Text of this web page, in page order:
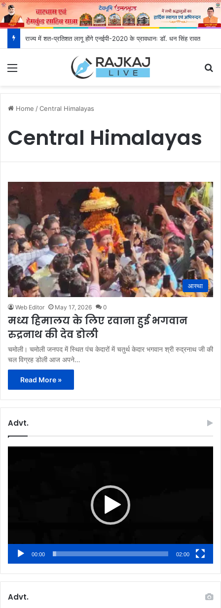
राज्य में शत-प्रतिशत लागू होंगे एनईपी-2020 के प्रावधानः डाॅ. धन सिंह रावत
Home /Central Himalayas
Central Himalayas
आस्था
Web Editor May 17, 2026 0
मध्य हिमालय के लिए रवाना हुई भगवान
रुद्रनाथ की देव डोली
चमोली। चमोली जनपद में स्थित पंच केदारों में चतुर्थ केदार भगवान श्री रुद्रनाथ जी की
चल विग्रह डोली आज अपने…
Read More »
Advt.
00:00 02:00
Advt.